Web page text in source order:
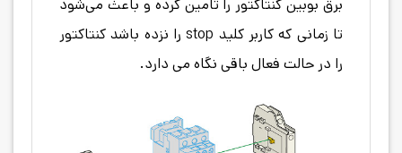
برق بوبین کنتاکتور را تامین کرده و باعث می‌شود
تا زمانی که کاربر کلید stop را نزده باشد کنتاکتور
را در حالت فعال باقی نگاه می دارد.